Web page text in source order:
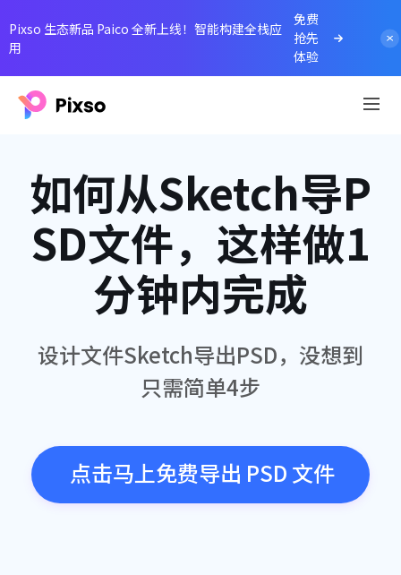
Pixso 生态新品 Paico 全新上线！智能构建全栈应
用
免费
抢先
体验
如何从Sketch导P
SD文件，这样做1
分钟内完成
设计文件Sketch导出PSD，没想到
只需简单4步
点击马上免费导出 PSD 文件